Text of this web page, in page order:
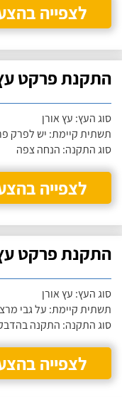
לצפייה
התקנת פרקט
סוג העץ: עץ אורן
תשתית קיימת: יש לפרק
סוג התקנה: הנחה צפה
לצפייה
התקנת פרקט
סוג העץ: עץ אורן
תשתית קיימת: על גבי
סוג התקנה: התקנה
לצפייה